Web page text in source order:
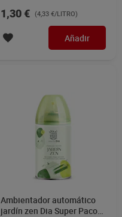
1,30 € (4,33 €/LITRO)
Añadir
Ambientador automático
jardín zen Dia Super Paco